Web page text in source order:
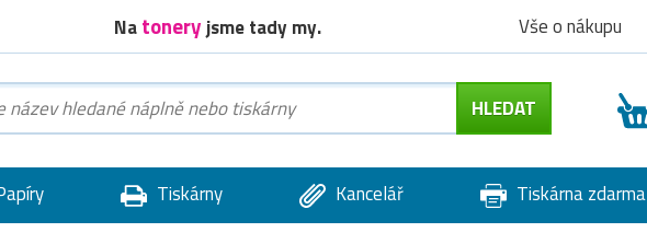
Natoneryjsme tady my. Vše o nákupu
Tiskárny Kancelář Tiskárna zdarma